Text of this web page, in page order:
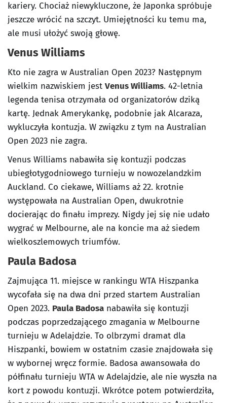
kariery. Chociaż niewykluczone, że Japonka spróbuje
jeszcze wrócić na szczyt. Umiejętności ku temu ma,
ale musi ułożyć swoją głowę.
Venus Williams
Kto nie zagra w Australian Open 2023? Następnym
wielkim nazwiskiem jest Venus Williams. 42-letnia
legenda tenisa otrzymała od organizatorów dziką
kartę. Jednak Amerykankę, podobnie jak Alcaraza,
wykluczyła kontuzja. W związku z tym na Australian
Open 2023 nie zagra.
Venus Williams nabawiła się kontuzji podczas
ubiegłotygodniowego turnieju w nowozelandzkim
Auckland. Co ciekawe, Williams aż 22. krotnie
występowała na Australian Open, dwukrotnie
docierając do finału imprezy. Nigdy jej się nie udało
wygrać w Melbourne, ale na koncie ma aż siedem
wielkoszlemowych triumfów.
Paula Badosa
Zajmująca 11. miejsce w rankingu WTA Hiszpanka
wycofała się na dwa dni przed startem Australian
Open 2023. Paula Badosa nabawiła się kontuzji
podczas poprzedzającego zmagania w Melbourne
turnieju w Adelajdzie. To olbrzymi dramat dla
Hiszpanki, bowiem w ostatnim czasie znajdowała się
w wybornej wręcz formie. Badosa awansowała do
półfinału turnieju WTA w Adelajdzie, ale nie wyszła na
kort z powodu kontuzji. Wkrótce potem potwierdziła,